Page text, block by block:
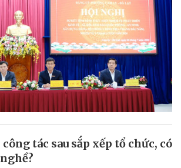
tác sau sắp xếp tổ chức, có